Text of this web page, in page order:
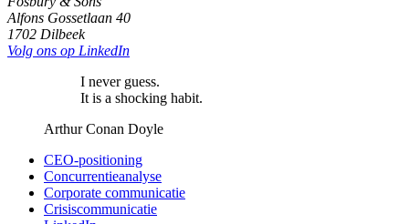
Alfons Gossetlaan 40
1702 Dilbeek
Volg ons op LinkedIn
I never guess.
It is a shocking habit.
Arthur Conan Doyle
CEO-positioning
Concurrentieanalyse
Corporate communicatie
Crisiscommunicatie